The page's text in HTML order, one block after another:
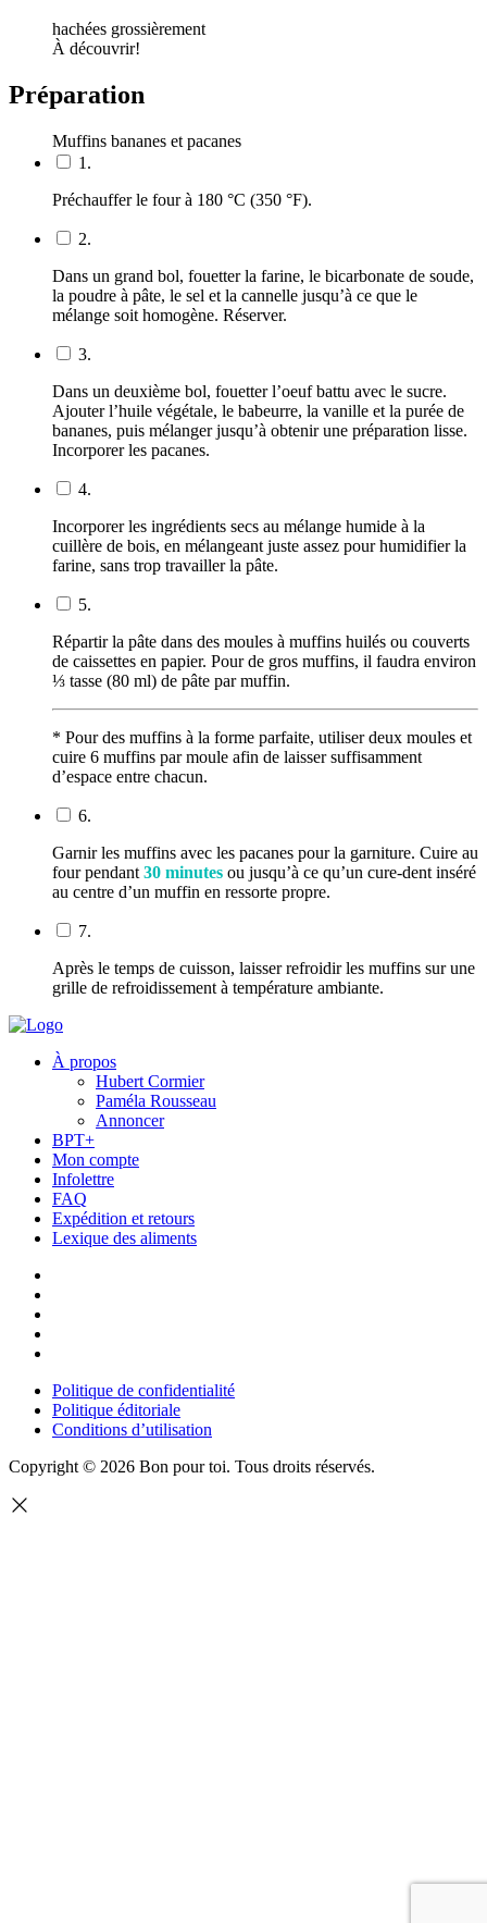
hachées grossièrement
À découvrir!
Préparation
Muffins bananes et pacanes
1.
Préchauffer le four à 180 °C (350 °F).
2.
Dans un grand bol, fouetter la farine, le bicarbonate de soude,
la poudre à pâte, le sel et la cannelle jusqu’à ce que le
mélange soit homogène. Réserver.
3.
Dans un deuxième bol, fouetter l’oeuf battu avec le sucre.
Ajouter l’huile végétale, le babeurre, la vanille et la purée de
bananes, puis mélanger jusqu’à obtenir une préparation lisse.
Incorporer les pacanes.
4.
Incorporer les ingrédients secs au mélange humide à la
cuillère de bois, en mélangeant juste assez pour humidifier la
farine, sans trop travailler la pâte.
5.
Répartir la pâte dans des moules à muffins huilés ou couverts
de caissettes en papier. Pour de gros muffins, il faudra environ
⅓ tasse (80 ml) de pâte par muffin.
* Pour des muffins à la forme parfaite, utiliser deux moules et
cuire 6 muffins par moule afin de laisser suffisamment
d’espace entre chacun.
6.
Garnir les muffins avec les pacanes pour la garniture. Cuire au
four pendant 30 minutes ou jusqu’à ce qu’un cure-dent inséré
au centre d’un muffin en ressorte propre.
7.
Après le temps de cuisson, laisser refroidir les muffins sur une
grille de refroidissement à température ambiante.
À propos
Hubert Cormier
Paméla Rousseau
Annoncer
BPT+
Mon compte
Infolettre
FAQ
Expédition et retours
Lexique des aliments
Politique de confidentialité
Politique éditoriale
Conditions d’utilisation
Copyright © 2026 Bon pour toi. Tous droits réservés.